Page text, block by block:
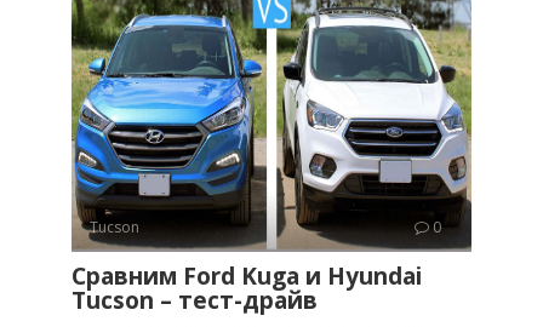
Tucson 0
Сравним Ford Kuga и Hyundai
Tucson – тест-драйв